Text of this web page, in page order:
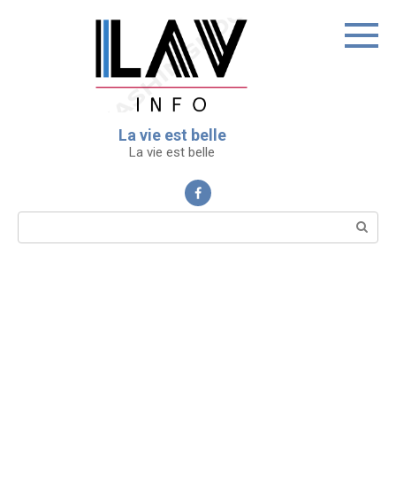
La vie est belle
La vie est belle
Поиск: